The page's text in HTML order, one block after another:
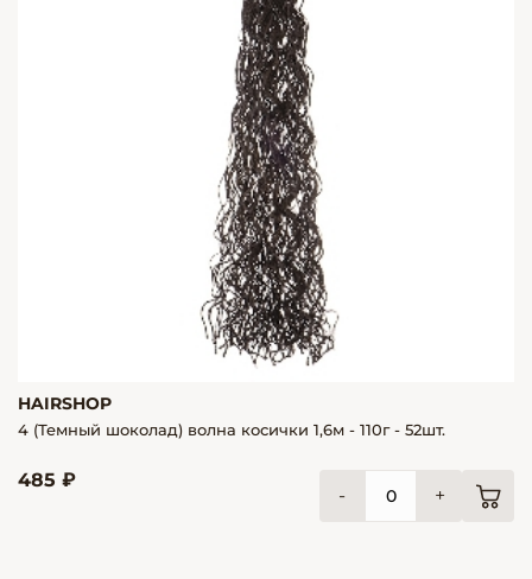
HAIRSHOP
4 (Темный шоколад) волна косички 1,6м - 110г - 52шт.
485 ₽
- +